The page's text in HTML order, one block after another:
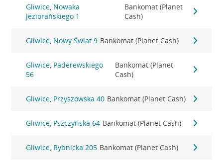
Gliwice, Nowaka
Jeziorańskiego 1
Bankomat (Planet
Cash)
Gliwice, Nowy Świat 9 Bankomat (Planet Cash)
Gliwice, Paderewskiego
56
Bankomat (Planet
Cash)
Gliwice, Przyszowska 40 Bankomat (Planet Cash)
Gliwice, Pszczyńska 64 Bankomat (Planet Cash)
Gliwice, Rybnicka 205 Bankomat (Planet Cash)